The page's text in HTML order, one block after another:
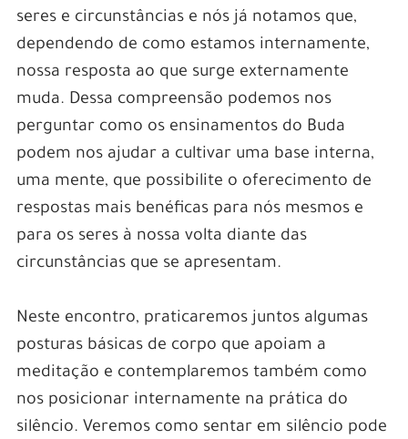
seres e circunstâncias e nós já notamos que,
dependendo de como estamos internamente,
nossa resposta ao que surge externamente
muda. Dessa compreensão podemos nos
perguntar como os ensinamentos do Buda
podem nos ajudar a cultivar uma base interna,
uma mente, que possibilite o oferecimento de
respostas mais benéficas para nós mesmos e
para os seres à nossa volta diante das
circunstâncias que se apresentam.
Neste encontro, praticaremos juntos algumas
posturas básicas de corpo que apoiam a
meditação e contemplaremos também como
nos posicionar internamente na prática do
silêncio. Veremos como sentar em silêncio pode